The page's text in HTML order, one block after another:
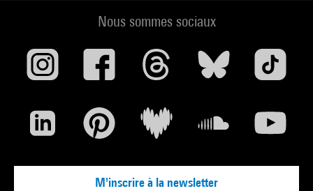
Nous sommes sociaux
M'inscrire à la newsletter